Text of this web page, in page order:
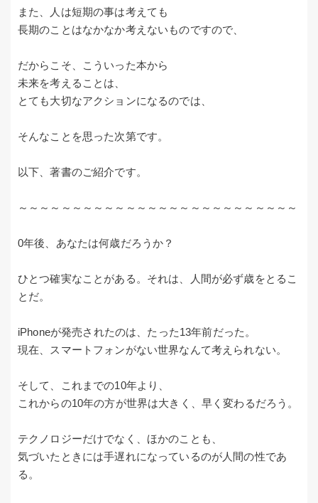
また、人は短期の事は考えても
長期のことはなかなか考えないものですので、
だからこそ、こういった本から
未来を考えることは、
とても大切なアクションになるのでは、
そんなことを思った次第です。
以下、著書のご紹介です。
～～～～～～～～～～～～～～～～～～～～～～～～～～
0年後、あなたは何歳だろうか？
ひとつ確実なことがある。それは、人間が必ず歳をとるこ
とだ。
iPhoneが発売されたのは、たった13年前だった。
現在、スマートフォンがない世界なんて考えられない。
そして、これまでの10年より、
これからの10年の方が世界は大きく、早く変わるだろう。
テクノロジーだけでなく、ほかのことも、
気づいたときには手遅れになっているのが人間の性であ
る。